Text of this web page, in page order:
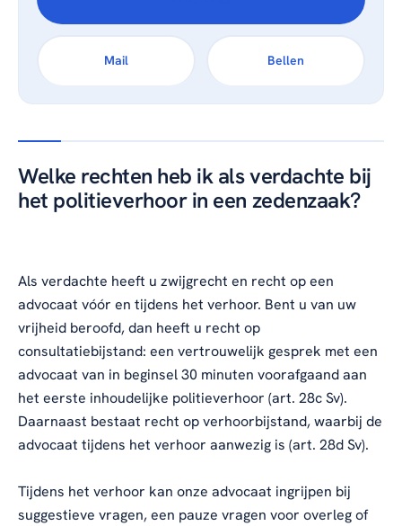
Mail Bellen
Welke rechten heb ik als verdachte bij
het politieverhoor in een zedenzaak?
Als verdachte heeft u zwijgrecht en recht op een
advocaat vóór en tijdens het verhoor. Bent u van uw
vrijheid beroofd, dan heeft u recht op
consultatiebijstand: een vertrouwelijk gesprek met een
advocaat van in beginsel 30 minuten voorafgaand aan
het eerste inhoudelijke politieverhoor (art. 28c Sv).
Daarnaast bestaat recht op verhoorbijstand, waarbij de
advocaat tijdens het verhoor aanwezig is (art. 28d Sv).
Tijdens het verhoor kan onze advocaat ingrijpen bij
suggestieve vragen, een pauze vragen voor overleg of